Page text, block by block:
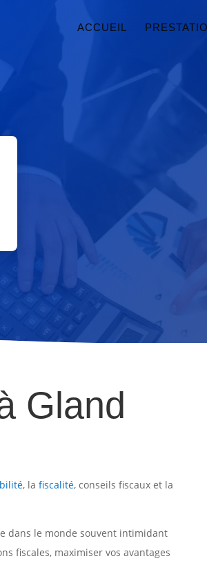
ACCUEIL
Gland
, lafiscalité, conseils fiscaux et la
dans le monde souvent intimidant
fiscales, maximiser vos avantages